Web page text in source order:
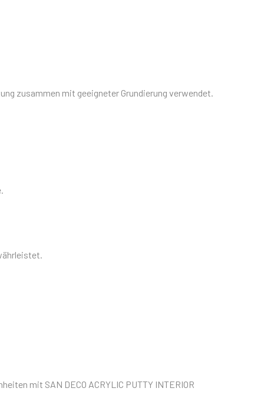
zusammen mit geeigneter Grundierung verwendet.
mit SAN DECO ACRYLIC PUTTY INTERIOR